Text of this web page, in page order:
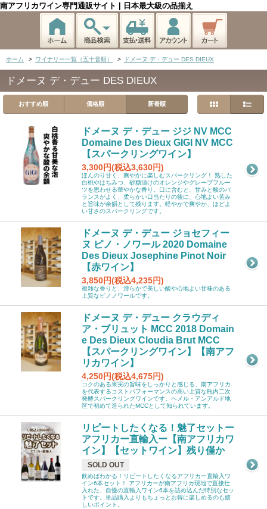
南アフリカワイン専門通販サイト | 日本最大級の品揃え
ホーム > ワイナリー一覧（五十音順） > ドメーヌ デ・デュー DES DIEUX
ドメーヌ デ・デュー DES DIEUX
おすすめ順 価格順 新着順
ドメーヌ デ・デュー ジジ NV MCC
Domaine Des Dieux GIGI NV MCC
【スパークリングワイン】
3,300円(税込3,630円)
ほんのり甘く、爽やかに楽しむスパークリング！ 熟した
白桃やはちみつ、砂糖漬けのオレンジやグレープフルー
ツを思わせる華やかな香り。口に含むと、甘みと酸のバ
ランスがよく、柔らかい口当たりの後に、心地よい苦み
と旨味が余韻として残ります。軽やかで爽やか、ほどよ
い甘さのスパークリングです。
ドメーヌ デ・デュー ジョセフィー
ヌ ピノ・ノワール 2020 Domaine
Des Dieux Josephine Pinot Noir
【赤ワイン】
3,850円(税込4,235円)
複雑な香りと、滑らかで美しい酸や心地よい甘味のある
上質なピノノワールです。
ドメーヌ デ・デュー クラウディ
ア・ブリュット MCC 2018 Domain
e Des Dieux Cloudia Brut MCC
【スパークリングワイン】【南アフ
リカワイン】
4,250円(税込4,675円)
コクのある果実の旨味をしっかりと感じる、南アフリカ
を代表するコストパフォーマンスの高い上質な瓶内二次
発酵スパークリングワインです。ヘメル・アンアルド地
区で初めて造られたMCCとして知られています。
リピートしたくなる！魅了セットー
アフリカー直輸入ー【南アフリカワ
イン】【セットワイン】残り僅か
SOLD OUT
飲めばわかる！リピートしたくなるアフリカー直輸入ワ
イン6本セット！ アフリカーが南アフリカ現地で直接仕
入れた、自慢の直輸入ワイン6本を詰め込んだ特別なセッ
トです。単品購入よりもちょっとお得に楽しめるのも嬉
しいポイント。